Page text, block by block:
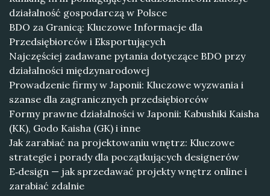
działalność gospodarczą w Polsce
BDO za Granicą: Kluczowe Informacje dla
Przedsiębiorców i Eksportujących
Najczęściej zadawane pytania dotyczące BDO przy
działalności międzynarodowej
Prowadzenie firmy w Japonii: Kluczowe wyzwania i
szanse dla zagranicznych przedsiębiorców
Formy prawne działalności w Japonii: Kabushiki Kaisha
(KK), Godo Kaisha (GK) i inne
Jak zarabiać na projektowaniu wnętrz: Kluczowe
strategie i porady dla początkujących designerów
E‑design — jak sprzedawać projekty wnętrz online i
zarabiać zdalnie